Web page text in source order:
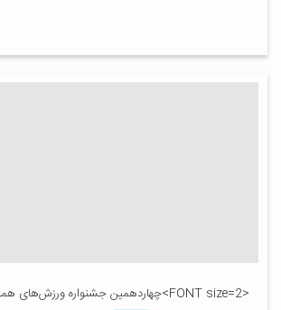
<FONT size=2>چهاردهمین جشنواره ورزش‌های همگانی</FONT>